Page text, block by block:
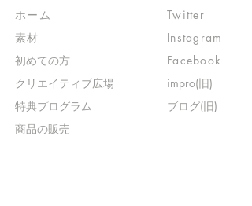
ホーム
素材
初めての方
​クリエイティブ広場
​特典プログラム
​商品の販売
Twitter
Instagram
Facebook
impro(旧)​
ブログ(旧)